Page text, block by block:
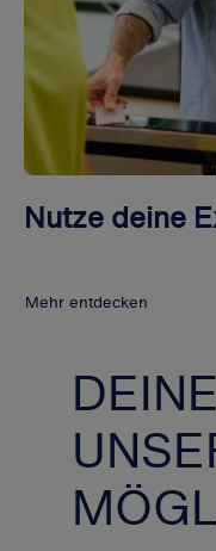
Nutze deine
Mehr entdecken